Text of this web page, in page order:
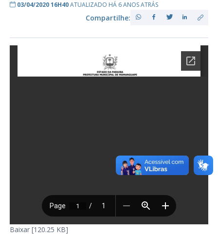
03/04/2020 16H40ATUALIZADO HÁ 6 ANOS ATRÁS
Compartilhe:
Baixar [120.25 KB]